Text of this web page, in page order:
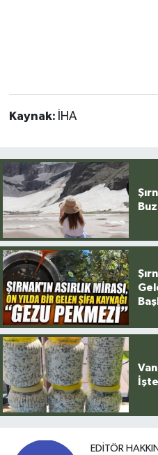
Kaynak: İHA
EDITÖR